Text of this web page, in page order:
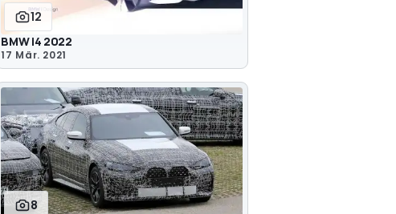
12
BMW i4 2022
17 Mär. 2021
8